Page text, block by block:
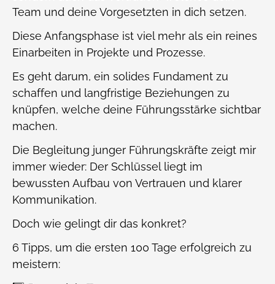
Team und deine Vorgesetzten in dich setzen.
Diese Anfangsphase ist viel mehr als ein reines
Einarbeiten in Projekte und Prozesse.
Es geht darum, ein solides Fundament zu
schaffen und langfristige Beziehungen zu
knüpfen, welche deine Führungsstärke sichtbar
machen.
Die Begleitung junger Führungskräfte zeigt mir
immer wieder: Der Schlüssel liegt im
bewussten Aufbau von Vertrauen und klarer
Kommunikation.
Doch wie gelingt dir das konkret?
6 Tipps, um die ersten 100 Tage erfolgreich zu
meistern: